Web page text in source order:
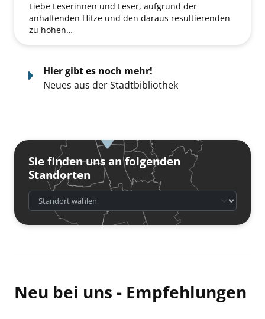
Liebe Leserinnen und Leser, aufgrund der
anhaltenden Hitze und den daraus resultierenden
zu hohen…
Hier gibt es noch mehr!
Neues aus der Stadtbibliothek
Sie finden uns an folgenden
Standorten
Neu bei uns - Empfehlungen